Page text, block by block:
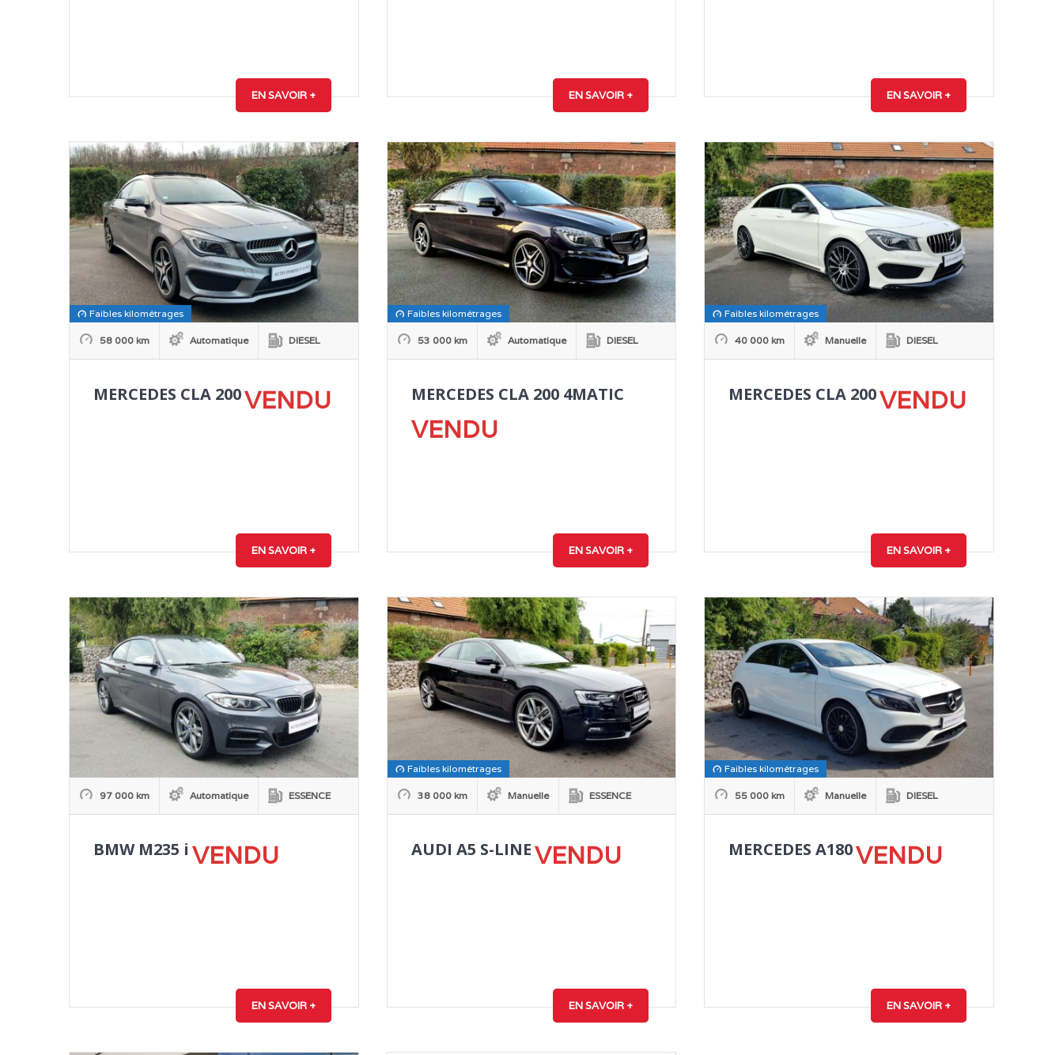
EN SAVOIR + EN SAVOIR + EN SAVOIR +
Faibles kilométrages
58 000 km Automatique DIESEL
MERCEDES CLA 200VENDU
EN SAVOIR +
Faibles kilométrages
53 000 km Automatique DIESEL
MERCEDES CLA 200 4MATIC
VENDU
EN SAVOIR +
Faibles kilométrages
40 000 km Manuelle DIESEL
MERCEDES CLA 200VENDU
EN SAVOIR +
97 000 km Automatique ESSENCE
BMW M235 i VENDU
EN SAVOIR +
Faibles kilométrages
38 000 km Manuelle ESSENCE
AUDI A5 S-LINEVENDU
EN SAVOIR +
Faibles kilométrages
55 000 km Manuelle DIESEL
MERCEDES A180VENDU
EN SAVOIR +